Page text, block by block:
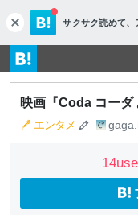
c
l
o
s
e
サクサク読めて、
映画『Coda コーダ
エンタメ
14